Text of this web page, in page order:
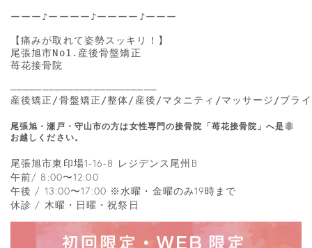
ーーー♪ーーーー♪ーーーー♪ーーー
【痛みが取れて姿勢スッキリ！】
尾張旭市No1.産後骨盤矯正
苺花接骨院
―――――――――――――――――――――――
産後矯正/骨盤矯正/整体/産後/マタニティ/マッサージ/ブラ
尾張旭・瀬戸・守山市の方は女性専門の接骨院「苺花接骨院」へ是非
お越しください。
尾張旭市東印場1-16-8 レジデンス尾州B
午前/ 8:00〜12:00
午後 / 13:00〜17:00 ※水曜・金曜のみ19時まで
休診 / 木曜・日曜・祝祭日